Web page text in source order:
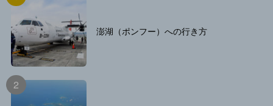
澎湖（ポンフー）への行き方